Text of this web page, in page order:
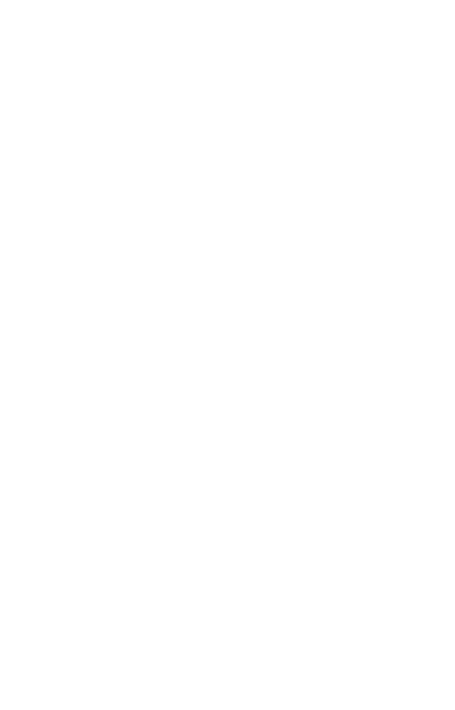
ar pasinerti į malonumų gelmes, tai BF30 ir BF25
BF30 turi daug svarbių funkcijų. 10 proc. didesnis
apsukoms. PGM-IG elektroninė uždegimo sistema
o automatinis degiojo mišinio prisodrinimas
vibracija būtų silpnesnė, varikliuose yra įrengti dvigubi
varikliuose nenaudojamas alyvos ir kuro mišinys. Todėl net
ir nemalonaus kvapo, kuris yra būdingas dvitakčiams
sistema užtikrina tikslų, efektyvų ir ekonomišką variklio